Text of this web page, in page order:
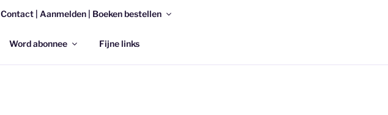
Contact | Aanmelden | Boeken bestellen
Word abonnee Fijne links